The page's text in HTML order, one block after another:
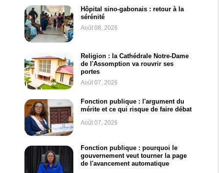
Hôpital sino-gabonais : retour à la
sérénité
Août 08, 2026
Religion : la Cathédrale Notre-Dame
de l'Assomption va rouvrir ses
portes
Août 07, 2026
Fonction publique : l'argument du
mérite et ce qui risque de faire débat
Août 07, 2026
Fonction publique : pourquoi le
gouvernement veut tourner la page
de l'avancement automatique